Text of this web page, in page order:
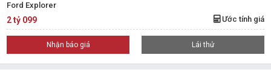
Ford Explorer
2 tỷ 099 Ước tính giá
Nhận báo giá Lái thử